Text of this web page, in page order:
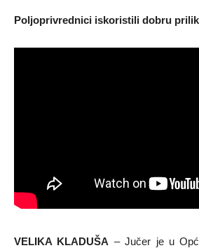
Poljoprivrednici iskoristili dobru
VELIKA KLADUŠA – Jučer je u